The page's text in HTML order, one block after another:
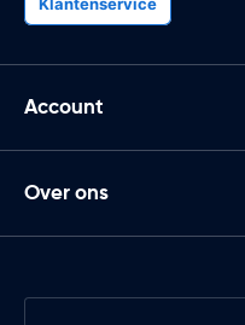
Account
Over ons